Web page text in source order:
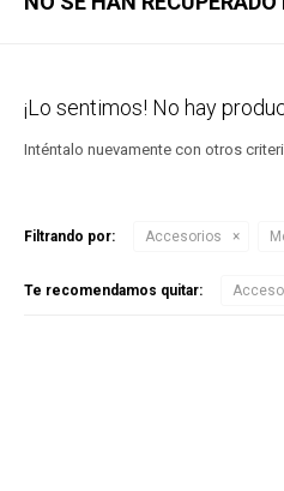
¡Lo sentimos! No hay
Inténtalo nuevamente con otros
Filtrando por: Accesorios
Te recomendamos quitar: